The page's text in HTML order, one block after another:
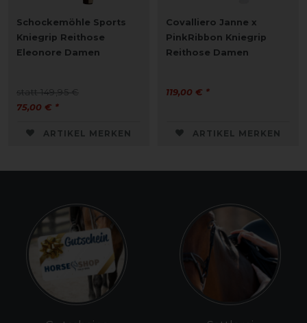
Schockemöhle Sports
Kniegrip Reithose
Eleonore Damen
statt 149,95 €
75,00 € *
ARTIKEL MERKEN
Covalliero Janne x
PinkRibbon Kniegrip
Reithose Damen
119,00 € *
ARTIKEL MERKEN